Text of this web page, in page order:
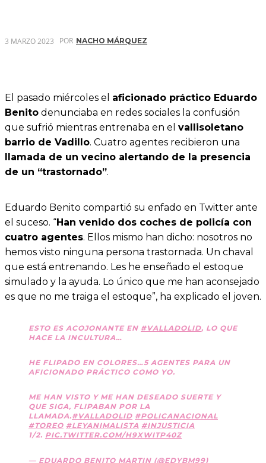
3 MARZO 2023 POR NACHO MÁRQUEZ
El pasado miércoles el aficionado práctico Eduardo
Benito denunciaba en redes sociales la confusión
que sufrió mientras entrenaba en el vallisoletano
barrio de Vadillo. Cuatro agentes recibieron una
llamada de un vecino alertando de la presencia
de un “trastornado”.
Eduardo Benito compartió su enfado en Twitter ante
el suceso. “Han venido dos coches de policía con
cuatro agentes. Ellos mismo han dicho: nosotros no
hemos visto ninguna persona trastornada. Un chaval
que está entrenando. Les he enseñado el estoque
simulado y la ayuda. Lo único que me han aconsejado
es que no me traiga el estoque”, ha explicado el joven.
ESTO ES ACOJONANTE EN #VALLADOLID, LO QUE
HACE LA INCULTURA…
HE FLIPADO EN COLORES…5 AGENTES PARA UN
AFICIONADO PRÁCTICO COMO YO.
ME HAN VISTO Y ME HAN DESEADO SUERTE Y
QUE SIGA, FLIPABAN POR LA
LLAMADA.#VALLADOLID #POLICANACIONAL
#TOREO #LEYANIMALISTA #INJUSTICIA
1/2. PIC.TWITTER.COM/H9XWITP40Z
— EDUARDO BENITO MARTIN (@EDYBM99)